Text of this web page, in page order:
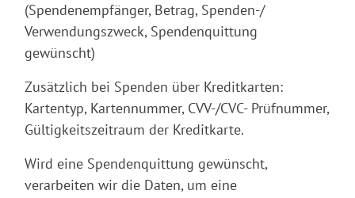
(Spendenempfänger, Betrag, Spenden-/
Verwendungszweck, Spendenquittung
gewünscht)
Zusätzlich bei Spenden über Kreditkarten:
Kartentyp, Kartennummer, CVV-/CVC- Prüfnummer,
Gültigkeitszeitraum der Kreditkarte.
Wird eine Spendenquittung gewünscht,
verarbeiten wir die Daten, um eine